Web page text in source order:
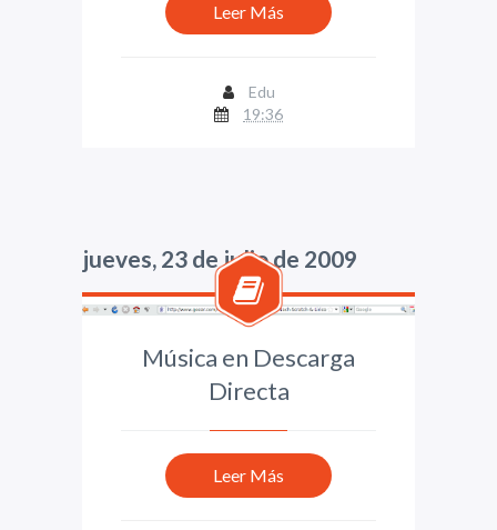
Leer Más
Edu
19:36
jueves, 23 de julio de 2009
Música en Descarga
Directa
Leer Más